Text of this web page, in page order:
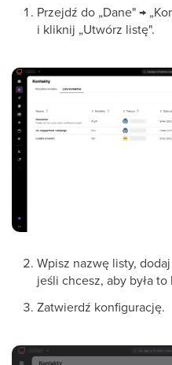
Przejdź do „Dane" →
i kliknij „Utwórz listę".
Wpisz nazwę listy,
jeśli chcesz, aby była
Zatwierdź konfigurację.